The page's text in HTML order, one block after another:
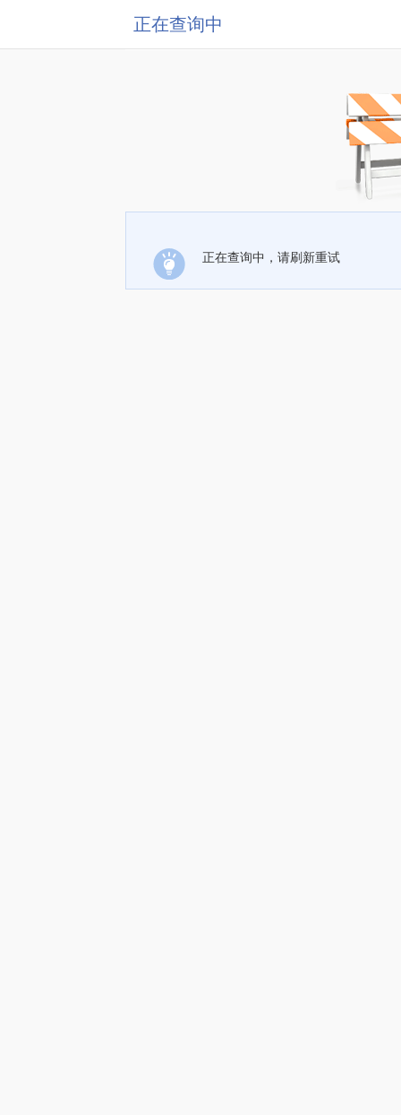
正在查询中
正在查询中，请刷新重试